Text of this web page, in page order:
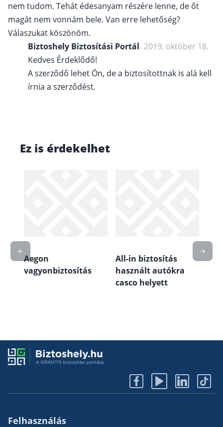
nem tudom. Tehát édesanyam részére lenne, de őt
magát nem vonnám bele. Van erre lehetőség?
Válaszukat köszönöm.
Biztoshely Biztosítási Portál 2019. október 18.
Kedves Érdeklődő!
A szerződő lehet Ön, de a biztosítottnak is alá kell
írnia a szerződést.
Ez is érdekelhet
Aegon
vagyonbiztosítás
All-in biztosítás
használt autókra
casco helyett
Felhasználás